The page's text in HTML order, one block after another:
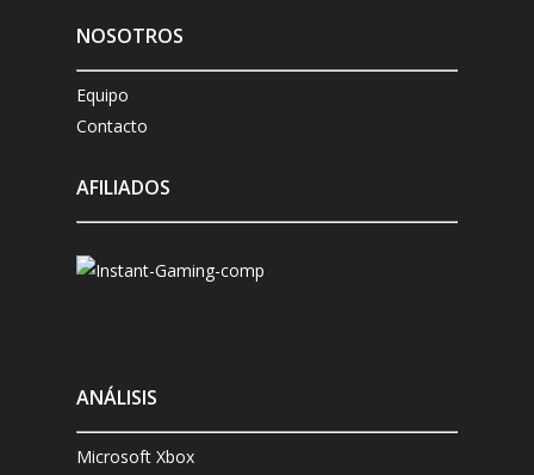
NOSOTROS
Equipo
Contacto
AFILIADOS
ANÁLISIS
Microsoft Xbox